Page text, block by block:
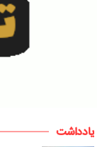
یادداشت